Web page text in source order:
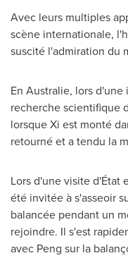
Avec leurs multiples
scène internationale,
suscité l'admiration du
En Australie, lors
recherche scientifique
lorsque Xi est monté
retourné et a tendu la
Lors d'une visite d'État
été invitée à s'asseoir
balancée pendant un
rejoindre. Il s'est
avec Peng sur la